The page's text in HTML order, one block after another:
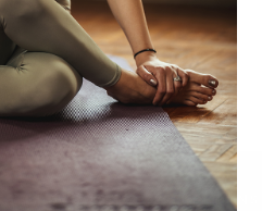
PRODUKTE ÜBER UNS